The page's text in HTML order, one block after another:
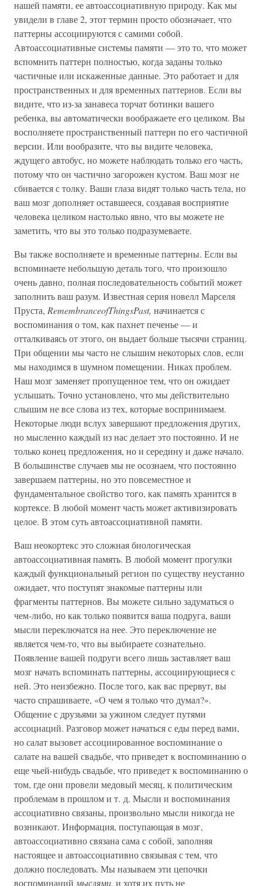
нашей памяти, ее автоассоциативную природу. Как мы
увидели в главе 2, этот термин просто обозначает, что
паттерны ассоциируются с самими собой.
Автоассоциативные системы памяти — это то, что может
вспомнить паттерн полностью, когда заданы только
частичные или искаженные данные. Это работает и для
пространственных и для временных паттернов. Если вы
видите, что из-за занавеса торчат ботинки вашего
ребенка, вы автоматически воображаете его целиком. Вы
восполняете пространственный паттерн по его частичной
версии. Или вообразите, что вы видите человека,
ждущего автобус, но можете наблюдать только его часть,
потому что он частично загорожен кустом. Ваш мозг не
сбивается с толку. Ваши глаза видят только часть тела, но
ваш мозг дополняет оставшееся, создавая восприятие
человека целиком настолько явно, что вы можете не
заметить, что вы это только подразумеваете.
Вы также восполняете и временные паттерны. Если вы
вспоминаете небольшую деталь того, что произошло
очень давно, полная последовательность событий может
заполнить ваш разум. Известная серия новелл Марселя
Пруста, RemembranceofThingsPast, начинается с
воспоминания о том, как пахнет печенье — и
отталкиваясь от этого, он выдает больше тысячи страниц.
При общении мы часто не слышим некоторых слов, если
мы находимся в шумном помещении. Никах проблем.
Наш мозг заменяет пропущенное тем, что он ожидает
услышать. Точно установлено, что мы действительно
слышим не все слова из тех, которые воспринимаем.
Некоторые люди вслух завершают предложения других,
но мысленно каждый из нас делает это постоянно. И не
только конец предложения, но и середину и даже начало.
В большинстве случаев мы не осознаем, что постоянно
завершаем паттерны, но это повсеместное и
фундаментальное свойство того, как память хранится в
кортексе. В любой момент часть может активизировать
целое. В этом суть автоассоциативной памяти.
Ваш неокортекс это сложная биологическая
автоассоциативная память. В любой момент прогулки
каждый функциональный регион по существу неустанно
ожидает, что поступят знакомые паттерны или
фрагменты паттернов. Вы можете сильно задуматься о
чем-либо, но как только появится ваша подруга, ваши
мысли переключатся на нее. Это переключение не
является чем-то, что вы выбираете сознательно.
Появление вашей подруги всего лишь заставляет ваш
мозг начать вспоминать паттерны, ассоциирующиеся с
ней. Это неизбежно. После того, как вас прервут, вы
часто спрашиваете, «О чем я только что думал?».
Общение с друзьями за ужином следует путями
ассоциаций. Разговор может начаться с еды перед вами,
но салат вызовет ассоциированное воспоминание о
салате на вашей свадьбе, что приведет к воспоминанию о
еще чьей-нибудь свадьбе, что приведет к воспоминанию о
том, где они провели медовый месяц, к политическим
проблемам в прошлом и т. д. Мысли и воспоминания
ассоциативно связаны, произвольно мысли никогда не
возникают. Информация, поступающая в мозг,
автоассоциативно связана сама с собой, заполняя
настоящее и автоассоциативно связывая с тем, что
должно последовать. Мы называем эти цепочки
воспоминаний мыслями, и хотя их путь не